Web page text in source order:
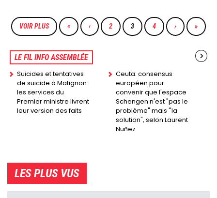
Pagination
VOIR PLUS
PREMIÈRE
PAGE
«
PAGE
PRÉCÉDENTE
‹ PAGE
2
PAGE
COURANTE
3 PAGE
4
PAGE
SUIVANTE
›
PAGE
»
LE FIL INFO ASSEMBLÉE
Suicides et tentatives
de suicide à Matignon:
les services du
Premier ministre livrent
leur version des faits
Ceuta: consensus
européen pour
convenir que l'espace
Schengen n'est "pas le
problème" mais ''la
solution", selon Laurent
Nuñez
LES PLUS VUS